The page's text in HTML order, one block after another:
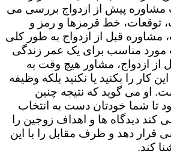
پیش از ازدواج بررسی می
توقعات، خط قرمزها و رمز و
قبل از ازدواج به طور کلی
مورد مناسب برای یک عمر زندگی
ازدواج، مشاور هیچ وقت به
کار را بکنید یا نکنید بلکه وظیفه
او می گوید که نتیجه چنین
تا شما خودتان دست به انتخاب
کند دیدگاه ها و اهداف زوجین را
قرار دهد و طرف مقابل را با این
کند.